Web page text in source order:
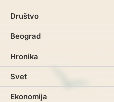
Društvo
Beograd
Hronika
Svet
Ekonomija